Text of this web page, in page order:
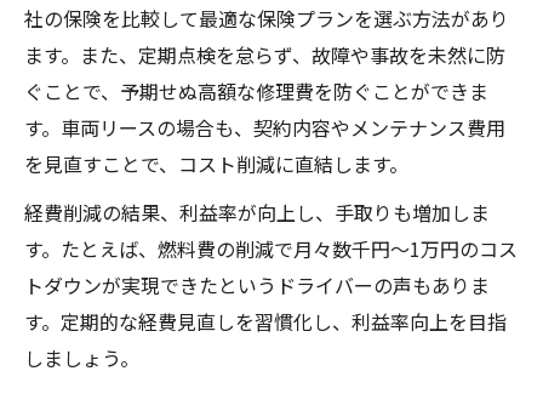
紹介
軽貨物経費の賢い抑え方と支出管理のコツ
ドライバー目線の軽貨物コスト削減事例解
説
軽貨物運営で見落としがちな経費節減ポイ
ント
効率重視で経営を守る軽貨物コスト戦略
効率化で実現する軽貨物経営のコスト削減
策
軽貨物の収益性を高める業務効率アップ法
社の保険を比較して最適な保険プランを選ぶ方法があり
ます。また、定期点検を怠らず、故障や事故を未然に防
ぐことで、予期せぬ高額な修理費を防ぐことができま
す。車両リースの場合も、契約内容やメンテナンス費用
を見直すことで、コスト削減に直結します。
経費削減の結果、利益率が向上し、手取りも増加しま
す。たとえば、燃料費の削減で月々数千円～1万円のコス
トダウンが実現できたというドライバーの声もありま
す。定期的な経費見直しを習慣化し、利益率向上を目指
しましょう。